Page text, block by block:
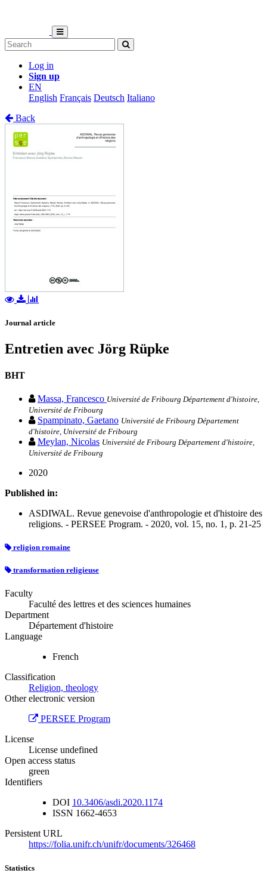
Log in
Sign up
EN
English Français Deutsch Italiano
Back
Journal article
Entretien avec Jörg Rüpke
BHT
Massa, Francesco Université de Fribourg Département d'histoire,
Université de Fribourg
Spampinato, Gaetano Université de Fribourg Département
d'histoire, Université de Fribourg
Meylan, Nicolas Université de Fribourg Département d'histoire,
Université de Fribourg
2020
Published in:
ASDIWAL. Revue genevoise d'anthropologie et d'histoire des
religions. - PERSEE Program. - 2020, vol. 15, no. 1, p. 21-25
religion romaine
transformation religieuse
Faculty
Faculté des lettres et des sciences humaines
Department
Département d'histoire
Language
French
Classification
Religion, theology
Other electronic version
PERSEE Program
License
License undefined
Open access status
green
Identifiers
DOI 10.3406/asdi.2020.1174
ISSN 1662-4653
Persistent URL
https://folia.unifr.ch/unifr/documents/326468
Statistics